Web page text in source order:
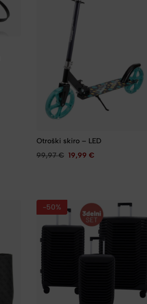
Otroški skiro – LED
99,97€ 19,99 €
-50%